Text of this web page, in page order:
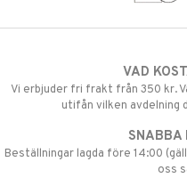
VAD
Vi erbjuder fri frakt från 350 kr.
utifån vilken avdelning
SNABBA
Beställningar lagda före 14:00
oss